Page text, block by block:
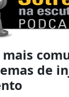
de